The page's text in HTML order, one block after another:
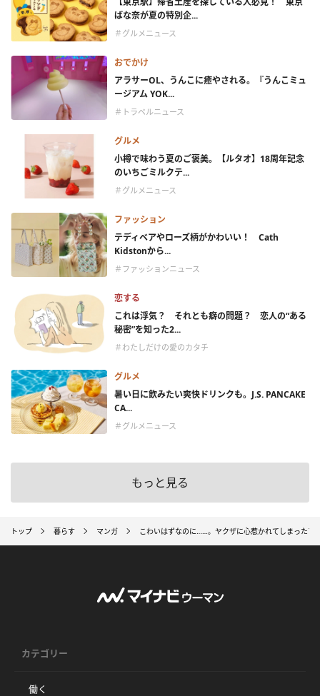
ばな奈が夏の特別企...
＃グルメニュース
おでかけ
アラサーOL、うんこに癒やされる。『うんこミュ
ージアム YOK...
＃トラベルニュース
グルメ
小樽で味わう夏のご褒美。【ルタオ】18周年記念
のいちごミルクテ...
＃グルメニュース
ファッション
テディベアやローズ柄がかわいい！ Cath
Kidstonから...
＃ファッションニュース
恋する
これは浮気？ それとも癖の問題？ 恋人の“ある
秘密”を知った2...
＃わたしだけの愛のカタチ
グルメ
暑い日に飲みたい爽快ドリンクも。J.S. PANCAKE
CA...
＃グルメニュース
もっと見る
トップ 暮らす マンガ こわいはずなのに……。ヤクザに心惹かれてしまったア
カテゴリー
働く